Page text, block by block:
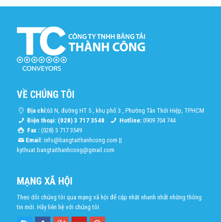
VỀ CHÚNG TÔI
Địa chỉ:63 N, đường HT 5 , khu phố 3 , Phường Tân Thới Hiệp, TPHCM
Điện thoại: (028) 3 717 3548 . Hotline: 0909 704 744
Fax :(028) 3 717 3549
Email: info@bangtaithanhcong.com ||
kythuat.bangtaithanhcong@gmail.com
MẠNG XÃ HỘI
Theo dõi chúng tôi qua mạng xã hội để cập nhật nhanh nhất những thông
tin mới. Hãy liên hệ với chúng tôi